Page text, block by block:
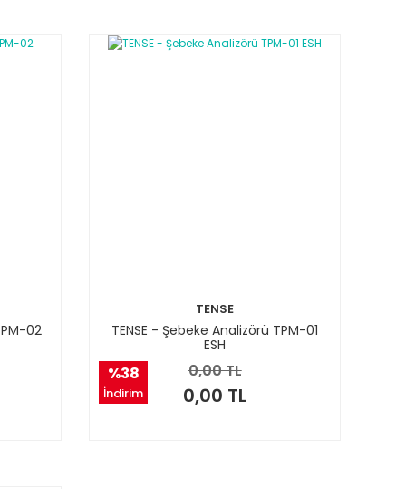
02
%38
İndirim
TENSE
TENSE - Şebeke Analizörü TPM-01
ESH
0,00 TL
0,00 TL